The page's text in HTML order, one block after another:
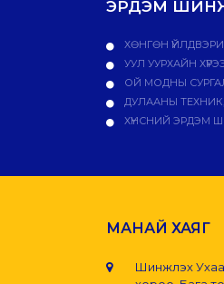
ЭРДЭМ
ХӨНГӨН
УУЛ УУРХАЙН
ОЙ МОДНЫ
ДУЛААНЫ
ХҮНСНИЙ ЭРДЭМ
МАНАЙ ХАЯГ
Шинжлэх